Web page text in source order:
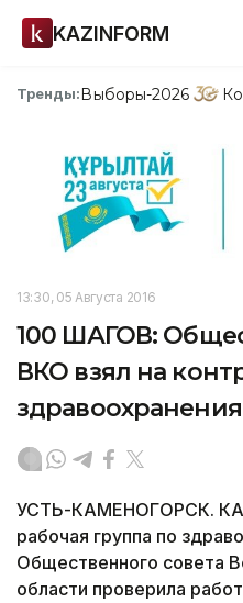
KAZINFORM
Тренды:Выборы-2026
13:30, 05 Августа 2016
100 ШАГОВ:
ВКО взял на
здравоохранения
УСТЬ-КАМЕНОГОРСК.
рабочая группа по
Общественного совета
области проверила